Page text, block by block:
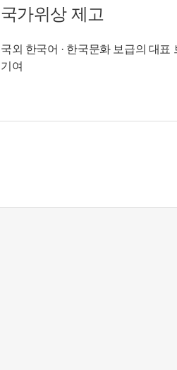
국가위상 제고
국외 한국어 · 한국문화 보급의 대
기여